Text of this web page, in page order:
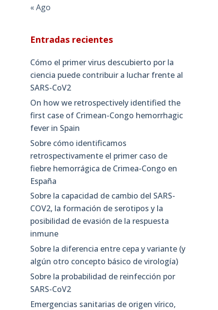
« Ago
Entradas recientes
Cómo el primer virus descubierto por la
ciencia puede contribuir a luchar frente al
SARS-CoV2
On how we retrospectively identified the
first case of Crimean-Congo hemorrhagic
fever in Spain
Sobre cómo identificamos
retrospectivamente el primer caso de
fiebre hemorrágica de Crimea-Congo en
España
Sobre la capacidad de cambio del SARS-
COV2, la formación de serotipos y la
posibilidad de evasión de la respuesta
inmune
Sobre la diferencia entre cepa y variante (y
algún otro concepto básico de virología)
Sobre la probabilidad de reinfección por
SARS-CoV2
Emergencias sanitarias de origen vírico,